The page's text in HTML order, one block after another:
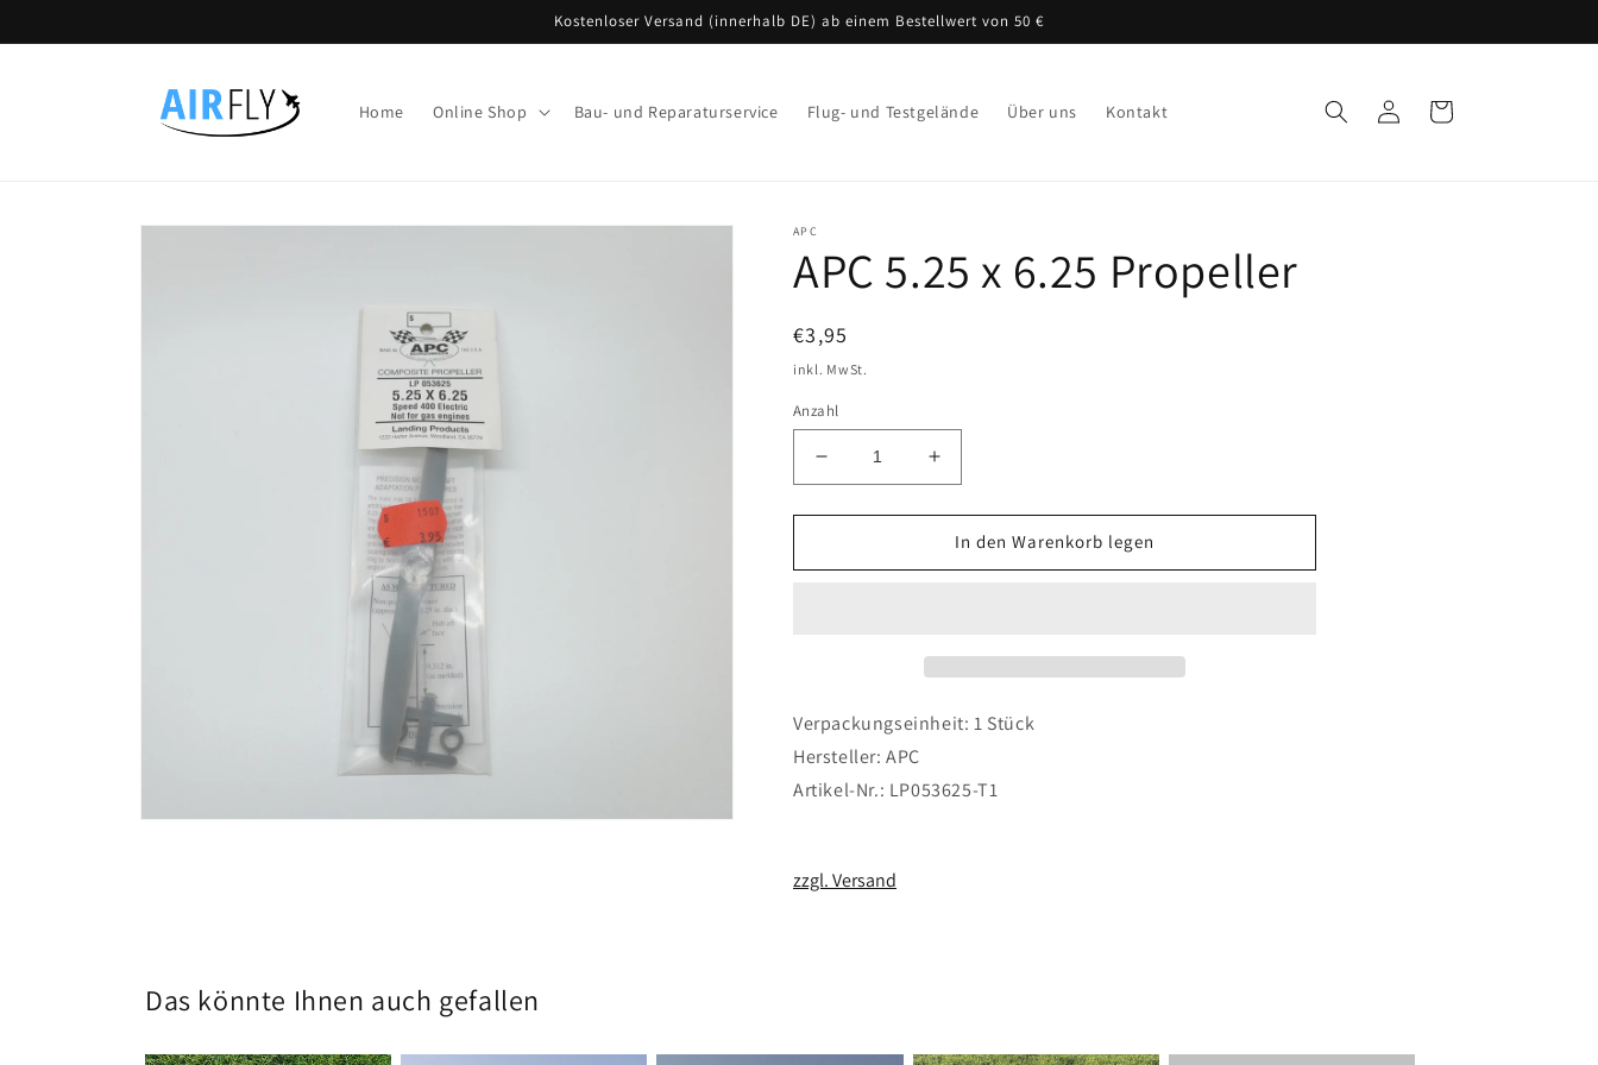
Inhalt
Kostenloser Versand (innerhalb DE) ab einem Bestellwert von 50 €
Home Online Shop Bau- und Reparaturservice Flug- und Testgelände Über uns Kontakt EinloggenWarenkorb
Zu
APC
APC 5.25 x 6.25 Propeller
Normaler
Preis
€3,95
inkl. MwSt.
Anzahl
Verringere
die
Menge
APC
Erhöhe
die
Menge
für
APC
In den Warenkorb legen
Verpackungseinheit: 1 Stück
Hersteller: APC
Artikel-Nr.: LP053625-T1
zzgl. Versand
Das könnte Ihnen auch gefallen